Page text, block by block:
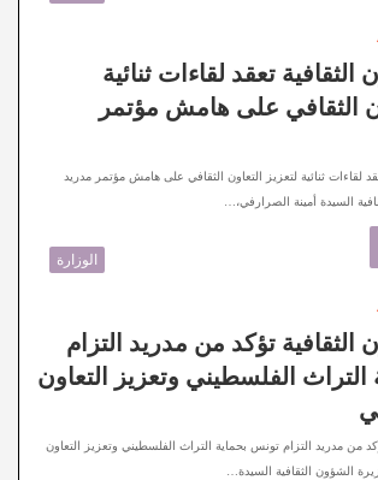
تعقد لقاءات ثنائية
الثقافي على هامش مؤتمر
لقاءات ثنائية لتعزيز التعاون الثقافي على هامش مؤتمر مدريد
السيدة أمينة الصرارفي،…
الوزارة
الثقافية تؤكد من مدريد التزام
الفلسطيني وتعزيز التعاون
من مدريد التزام تونس بحماية التراث الفلسطيني وتعزيز التعاون
الشؤون الثقافية السيدة…